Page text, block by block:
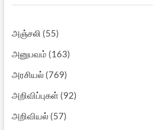
அஞ்சலி (55)
அனுபவம் (163)
அரசியல்(769)
அறிவிப்புகள்(92)
அறிவியல்(57)